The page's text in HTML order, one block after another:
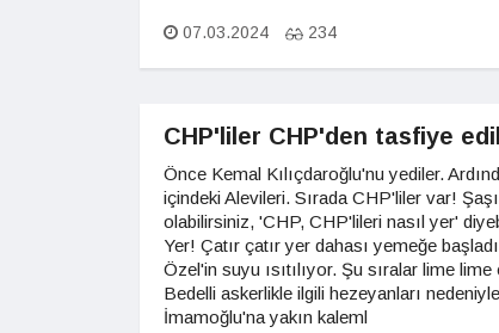
07.03.2024 234
CHP'liler CHP'den tasfiye
Önce Kemal Kılıçdaroğlu'nu yediler.
içindeki Alevileri. Sırada CHP'liler var!
olabilirsiniz, 'CHP, CHP'lileri nasıl yer'
Yer! Çatır çatır yer dahası yemeğe
Özel'in suyu ısıtılıyor. Şu sıralar lime lime
Bedelli askerlikle ilgili hezeyanları
İmamoğlu'na yakın kaleml